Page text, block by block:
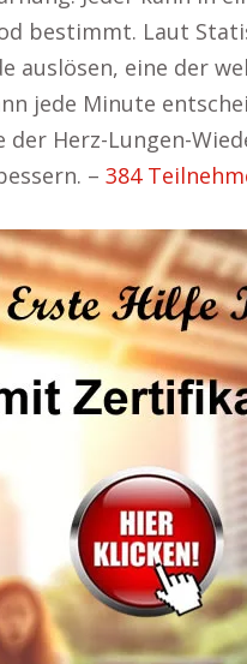
bestimmt. Laut
auslösen, eine der
jede Minute
der Herz-Lungen-
– 384